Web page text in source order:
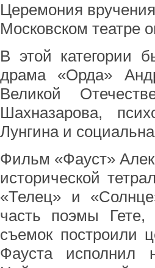
Церемония
Московском театре
В этой категории
драма «Орда»
Великой
Шахназарова,
Лунгина и
Фильм «Фауст»
исторической
«Телец» и
часть поэмы
съемок построили
Фауста исполнил